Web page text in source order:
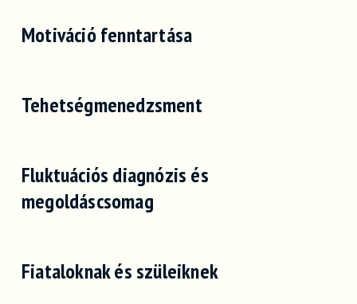
Motiváció fenntartása
Tehetségmenedzsment
Fluktuációs diagnózis és
megoldáscsomag
Fiataloknak és szüleiknek